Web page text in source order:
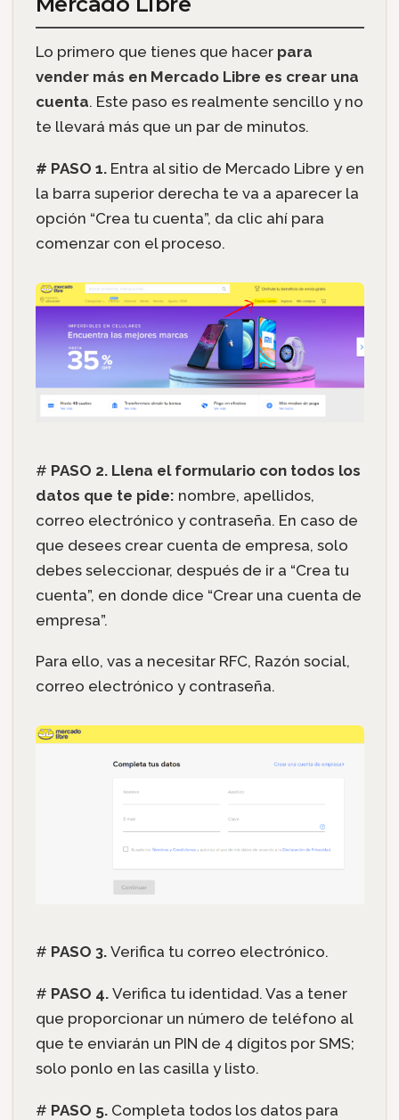
Lo primero que tienes que hacer para
vender más en Mercado Libre es crear una
cuenta. Este paso es realmente sencillo y no
te llevará más que un par de minutos.
# PASO 1. Entra al sitio de Mercado Libre y en
la barra superior derecha te va a aparecer la
opción “Crea tu cuenta”, da clic ahí para
comenzar con el proceso.
# PASO 2. Llena el formulario con todos los
datos que te pide: nombre, apellidos,
correo electrónico y contraseña. En caso de
que desees crear cuenta de empresa, solo
debes seleccionar, después de ir a “Crea tu
cuenta”, en donde dice “Crear una cuenta de
empresa”.
Para ello, vas a necesitar RFC, Razón social,
correo electrónico y contraseña.
# PASO 3. Verifica tu correo electrónico.
# PASO 4. Verifica tu identidad. Vas a tener
que proporcionar un número de teléfono al
que te enviarán un PIN de 4 dígitos por SMS;
solo ponlo en las casilla y listo.
# PASO 5. Completa todos los datos para